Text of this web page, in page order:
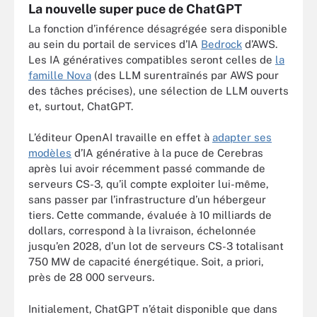
La nouvelle super puce de ChatGPT
La fonction d’inférence désagrégée sera disponible
au sein du portail de services d’IA Bedrock d’AWS.
Les IA génératives compatibles seront celles de la
famille Nova (des LLM surentraînés par AWS pour
des tâches précises), une sélection de LLM ouverts
et, surtout, ChatGPT.
L’éditeur OpenAI travaille en effet à adapter ses
modèles d’IA générative à la puce de Cerebras
après lui avoir récemment passé commande de
serveurs CS-3, qu’il compte exploiter lui-même,
sans passer par l’infrastructure d’un hébergeur
tiers. Cette commande, évaluée à 10 milliards de
dollars, correspond à la livraison, échelonnée
jusqu’en 2028, d’un lot de serveurs CS-3 totalisant
750 MW de capacité énergétique. Soit, a priori,
près de 28 000 serveurs.
Initialement, ChatGPT n’était disponible que dans